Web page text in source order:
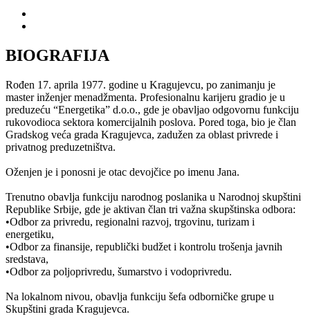
BIOGRAFIJA
Rođen 17. aprila 1977. godine u Kragujevcu, po zanimanju je
master inženjer menadžmenta. Profesionalnu karijeru gradio je u
preduzeću “Energetika” d.o.o., gde je obavljao odgovornu funkciju
rukovodioca sektora komercijalnih poslova. Pored toga, bio je član
Gradskog veća grada Kragujevca, zadužen za oblast privrede i
privatnog preduzetništva.
Oženjen je i ponosni je otac devojčice po imenu Jana.
Trenutno obavlja funkciju narodnog poslanika u Narodnoj skupštini
Republike Srbije, gde je aktivan član tri važna skupštinska odbora:
•Odbor za privredu, regionalni razvoj, trgovinu, turizam i
energetiku,
•Odbor za finansije, republički budžet i kontrolu trošenja javnih
sredstava,
•Odbor za poljoprivredu, šumarstvo i vodoprivredu.
Na lokalnom nivou, obavlja funkciju šefa odborničke grupe u
Skupštini grada Kragujevca.